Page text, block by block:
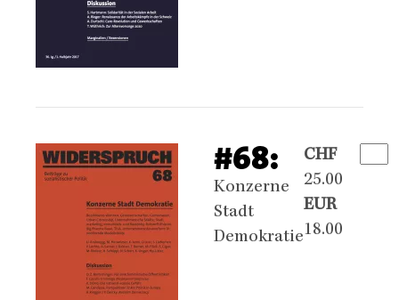
#68:
Konzerne
Stadt
Demokratie
CHF
25.00
EUR
18.00